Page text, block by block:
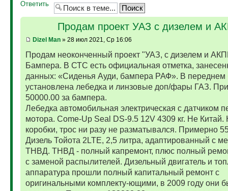
Ответить
Продам проект УАЗ с дизелем и
Dizel Man» 28 июл 2021, Ср 16:06
Продам неоконченный проект "УАЗ, с дизелем и
Бампера. В СТС есть официальная отметка,
данных: «Сиденья Ауди, бампера РАФ». В переднем
установлена лебедка и линзовые доп/фары ГАЗ.
50000.00 за бампера.
Лебедка автомобильная электрическая с датчиком
мотора. Come-Up Seal DS-9.5 12V 4309 кг. Не Китай.
коробки, трос ни разу не разматывался. Примерно
Дизель Тойота 2LTE, 2,5 литра, адаптированный с
ТНВД. ТНВД - полный капремонт, плюс полный
с заменой распылителей. Дизельный двигатель и
аппаратура прошли полный капитальный ремонт с
оригинальными комплекту-ющими, в 2009 году они